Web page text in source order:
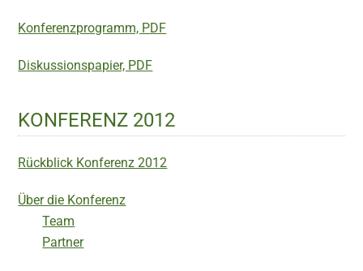
Konferenzprogramm, PDF
Diskussionspapier, PDF
KONFERENZ 2012
Rückblick Konferenz 2012
Über die Konferenz
Team
Partner